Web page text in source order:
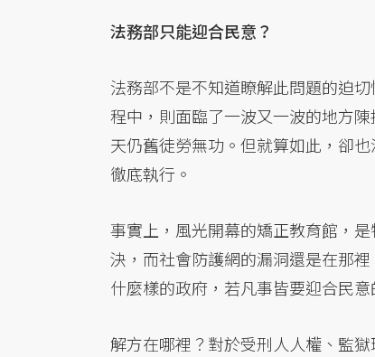
法務部只能迎合民意？
法務部不是不知道瞭解此問題的迫
程中，則面臨了一波又一波的地方
天仍舊徒勞無功。但就算如此，卻
徹底執行。
事實上，風光開幕的矯正教育館，
決，而社會防護網的漏洞還是在那
什麼樣的政府，若凡事皆要迎合民
解方在哪裡？對於受刑人人權、監